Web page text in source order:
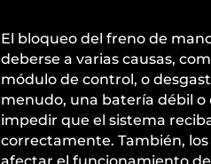
El bloqueo del freno de
deberse a varias causas,
módulo de control, o
menudo, una batería débil
impedir que el sistema
correctamente. También,
afectar el funcionamiento